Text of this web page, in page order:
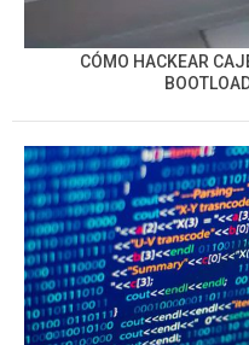
CÓMO HACKEAR